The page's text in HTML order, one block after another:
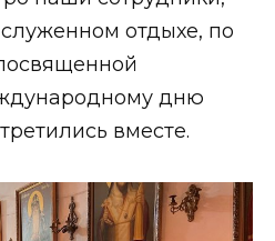
отдыхе, по
дню
вместе.